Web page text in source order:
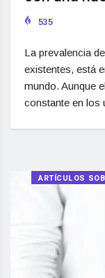
535
La prevalencia
existentes, está
mundo. Aunque
constante en los
ARTÍCULOS